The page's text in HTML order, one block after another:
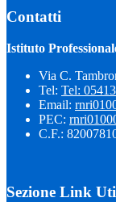
Contatti
Istituto
Via C.
Tel: Tel:
Email:
PEC:
C.F.:
Sezione Link